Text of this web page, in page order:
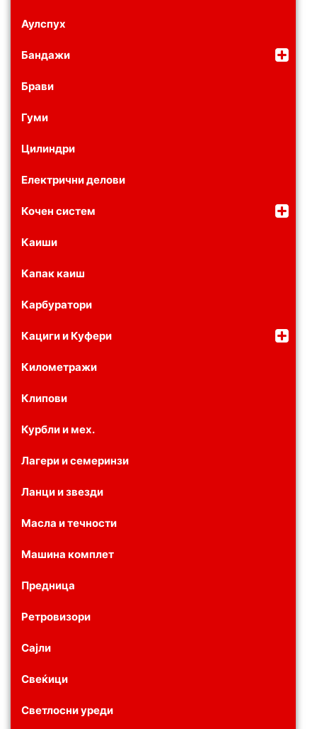
Аулспух
Бандажи
Брави
Гуми
Цилиндри
Електрични делови
Кочен систем
Каиши
Капак каиш
Карбуратори
Кациги и Куфери
Километражи
Клипови
Курбли и мех.
Лагери и семеринзи
Ланци и звезди
Масла и течности
Машина комплет
Предница
Ретровизори
Сајли
Свеќици
Светлосни уреди